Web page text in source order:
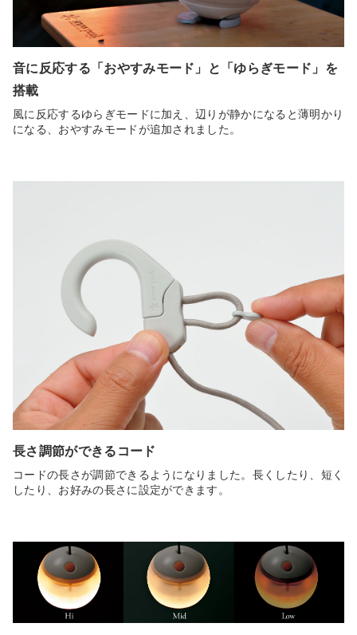
音に反応する「おやすみモード」と「ゆらぎモード」を
搭載
風に反応するゆらぎモードに加え、辺りが静かになると薄明かり
になる、おやすみモードが追加されました。
長さ調節ができるコード
コードの長さが調節できるようになりました。長くしたり、短く
したり、お好みの長さに設定ができます。